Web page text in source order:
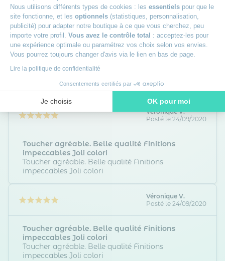
Nous utilisons différents types de cookies : les essentiels pour que le
site fonctionne, et les optionnels (statistiques, personnalisation,
publicité) pour adapter notre boutique à ce que vous cherchez, peu
importe votre profil. Vous avez le contrôle total : acceptez-les pour
une expérience optimale ou paramétrez vos choix selon vos envies.
Vous pourrez toujours changer d'avis via le lien en bas de page.
Lire la politique de confidentialité
Consentements certifiés par
Je choisis OK pour moi
Axeptio consent
Plateforme de Gestion du Consentement : Personnalisez vos
Notre plateforme vous permet d'adapter et de gérer vos
5,00/5
Catherine
Posté le 08/01/2026
Tissu très doux et agréable
Véronique V.
Posté le 24/09/2020
Toucher agréable. Belle qualité Finitions
impeccables Joli colori
Toucher agréable. Belle qualité Finitions
impeccables Joli colori
Véronique V.
Posté le 24/09/2020
Toucher agréable. Belle qualité Finitions
impeccables Joli colori
Toucher agréable. Belle qualité Finitions
impeccables Joli colori